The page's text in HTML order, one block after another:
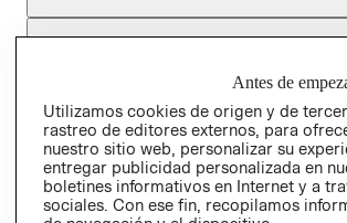
Colecciones
MUJER
HOMBRE
Información corporativa
TRABAJAR EN
H&M
Antes de
Utilizamos cookies de origen y de
rastreo de editores externos, para
nuestro sitio web, personalizar su
entregar publicidad personalizada en
boletines informativos en Internet y a
sociales. Con ese fin, recopilamos